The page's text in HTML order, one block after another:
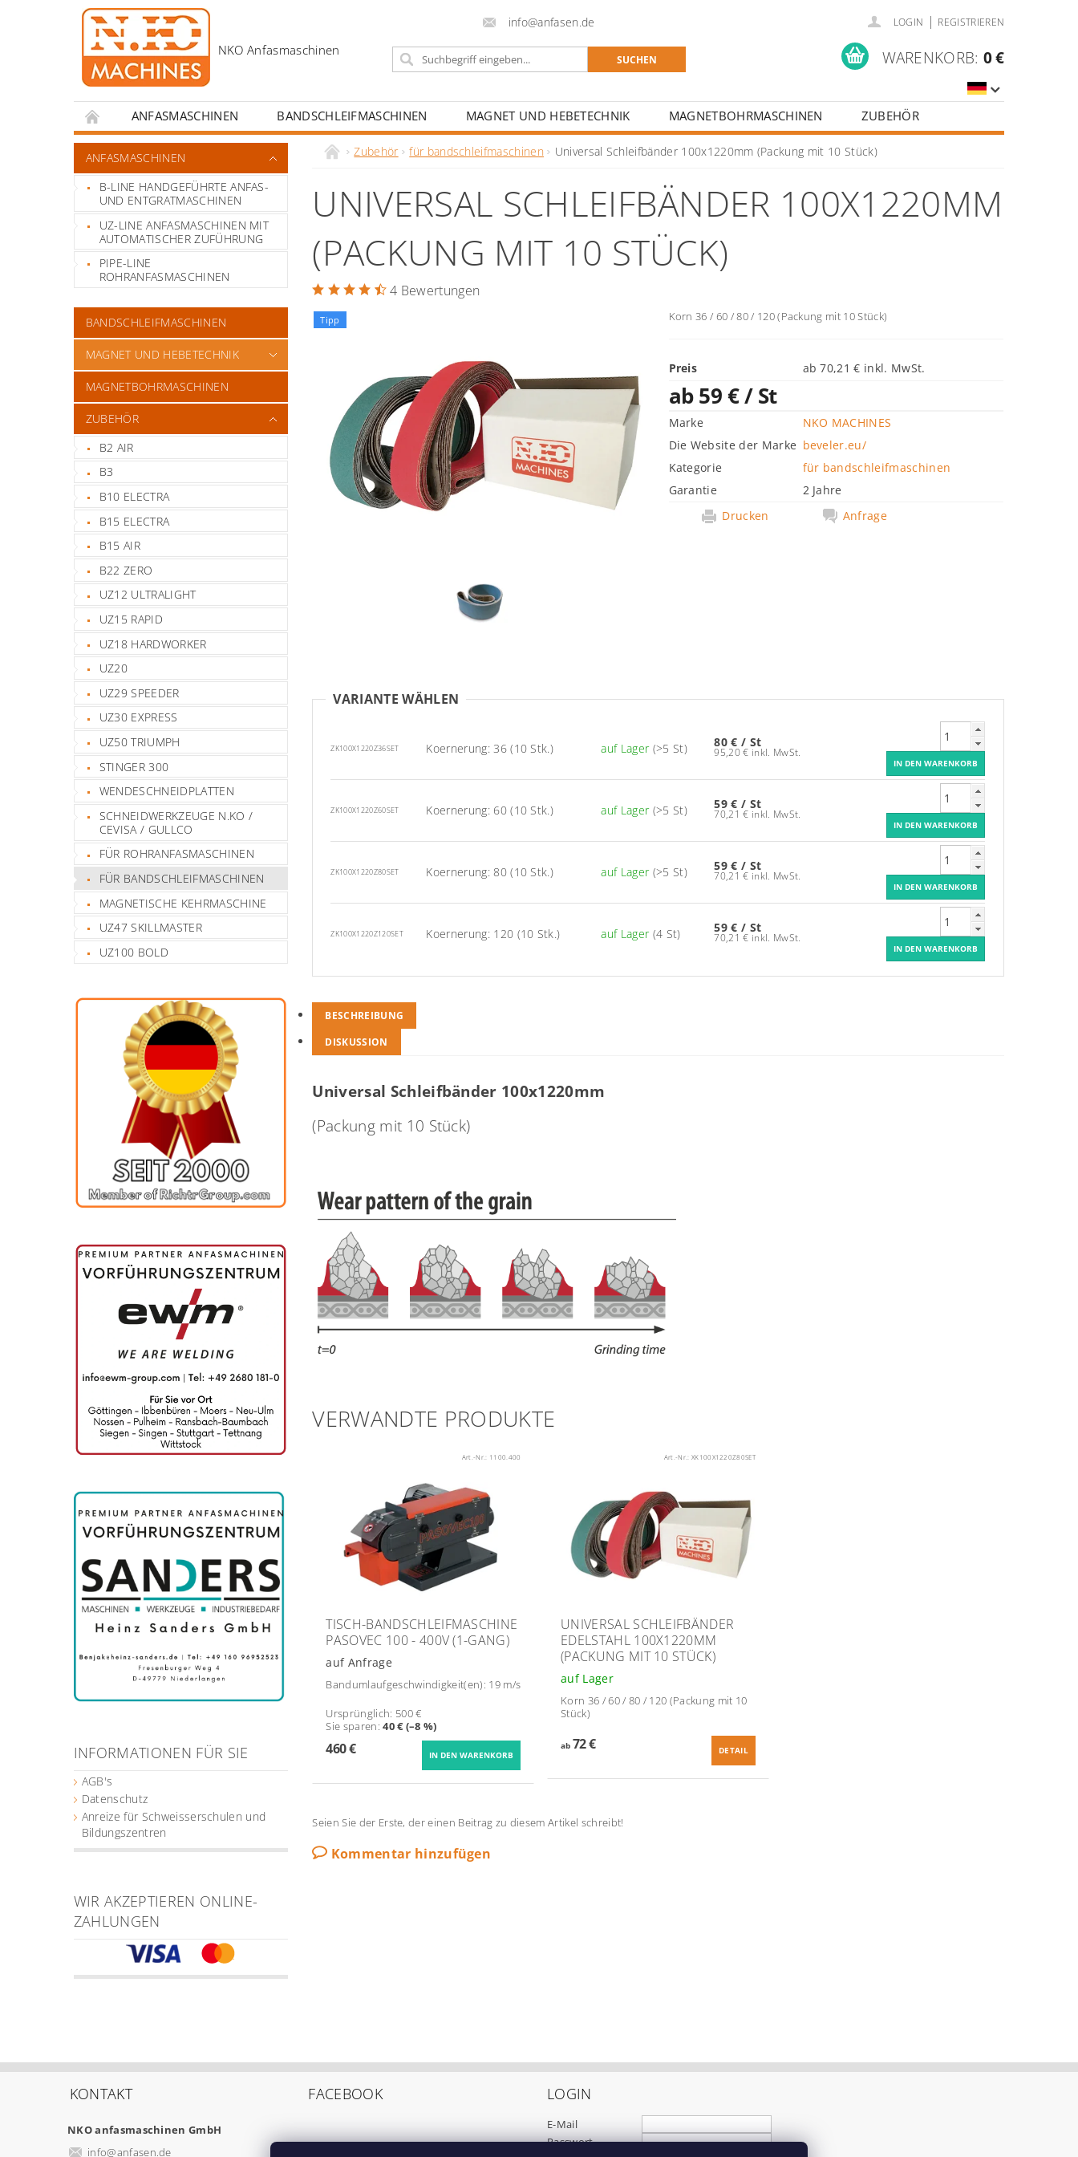
info@anfasen.de LOGIN | REGISTRIEREN
WARENKORB: 0 €
ANFASMASCHINEN BANDSCHLEIFMASCHINEN MAGNET UND HEBETECHNIK MAGNETBOHRMASCHINEN
ZUBEHÖR
KONTAKT
ANREIZE FÜR SCHWEISSERSCHULEN UND BILDUNGSZENTREN
ANFASMASCHINEN
B-LINE HANDGEFÜHRTE ANFAS-
UND ENTGRATMASCHINEN
UZ-LINE ANFASMASCHINEN MIT
AUTOMATISCHER ZUFÜHRUNG
PIPE-LINE
ROHRANFASMASCHINEN
BANDSCHLEIFMASCHINEN
MAGNET UND HEBETECHNIK
MAGNETBOHRMASCHINEN
ZUBEHÖR
B2 AIR
B3
B10 ELECTRA
B15 ELECTRA
B15 AIR
B22 ZERO
UZ12 ULTRALIGHT
UZ15 RAPID
UZ18 HARDWORKER
UZ20
UZ29 SPEEDER
UZ30 EXPRESS
UZ50 TRIUMPH
STINGER 300
WENDESCHNEIDPLATTEN
SCHNEIDWERKZEUGE N.KO /
CEVISA / GULLCO
FÜR ROHRANFASMASCHINEN
FÜR BANDSCHLEIFMASCHINEN
MAGNETISCHE KEHRMASCHINE
UZ47 SKILLMASTER
UZ100 BOLD
INFORMATIONEN FÜR SIE
AGB's
Datenschutz
Anreize für Schweisserschulen und
Bildungszentren
WIR AKZEPTIEREN ONLINE-
ZAHLUNGEN
Zubehör für bandschleifmaschinen Universal Schleifbänder 100x1220mm (Packung mit 10 Stück)
UNIVERSAL SCHLEIFBÄNDER 100X1220MM
(PACKUNG MIT 10 STÜCK)
4 Bewertungen
Tipp Korn 36 / 60 / 80 / 120 (Packung mit 10 Stück)
Preis ab 70,21 € inkl. MwSt.
ab 59 €/ St
Marke
NKO MACHINES
Die Website der Marke beveler.eu/
Kategorie
für bandschleifmaschinen
Garantie
2 Jahre
Drucken
Anfrage
VARIANTE WÄHLEN
ZK100X1220Z36SET Koernerung: 36 (10 Stk.) auf Lager (>5 St) 80 € / St
95,20 € inkl. MwSt.
ZK100X1220Z60SET Koernerung: 60 (10 Stk.) auf Lager (>5 St) 59 € / St
70,21 € inkl. MwSt.
ZK100X1220Z80SET Koernerung: 80 (10 Stk.) auf Lager (>5 St) 59 € / St
70,21 € inkl. MwSt.
ZK100X1220Z120SET Koernerung: 120 (10 Stk.) auf Lager (4 St) 59 € / St
70,21 € inkl. MwSt.
BESCHREIBUNG
DISKUSSION
Universal Schleifbänder 100x1220mm
(Packung mit 10 Stück)
VERWANDTE PRODUKTE
Art.-Nr.: 1100.400
TISCH-BANDSCHLEIFMASCHINE
PASOVEC 100 - 400V (1-GANG)
auf Anfrage
Bandumlaufgeschwindigkeit(en): 19 m/s
Ursprünglich: 500 €
Sie sparen:40 € (–8 %)
460 €
Art.-Nr.: XK100X1220Z80SET
UNIVERSAL SCHLEIFBÄNDER
EDELSTAHL 100X1220MM
(PACKUNG MIT 10 STÜCK)
auf Lager
Korn 36 / 60 / 80 / 120 (Packung mit 10
Stück)
ab72 € DETAIL
Seien Sie der Erste, der einen Beitrag zu diesem Artikel schreibt!
Kommentar hinzufügen
KONTAKT
NKO anfasmaschinen GmbH
info@anfasen.de
FACEBOOK LOGIN
E-Mail
Passwort